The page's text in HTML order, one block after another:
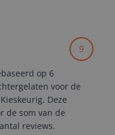
9
op 6
voor de
Deze
de som van de
reviews.